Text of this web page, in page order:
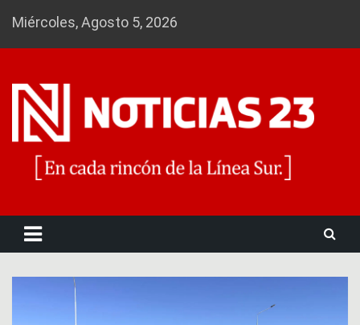
Miércoles, Agosto 5, 2026